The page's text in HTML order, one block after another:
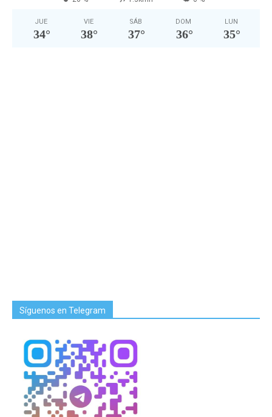
JUE
34°
VIE
38°
SÁB
37°
DOM
36°
LUN
35°
Síguenos en Telegram